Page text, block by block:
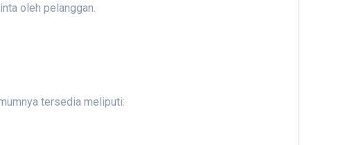
oleh pelanggan.
tersedia meliputi: